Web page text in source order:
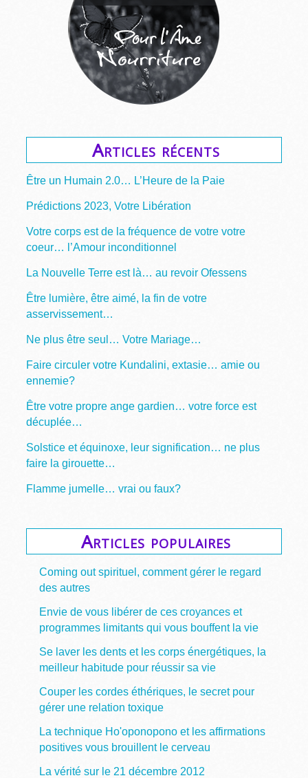
Articles récents
Être un Humain 2.0… L’Heure de la Paie
Prédictions 2023, Votre Libération
Votre corps est de la fréquence de votre votre
coeur… l’Amour inconditionnel
La Nouvelle Terre est là… au revoir Ofessens
Être lumière, être aimé, la fin de votre
asservissement…
Ne plus être seul… Votre Mariage…
Faire circuler votre Kundalini, extasie… amie ou
ennemie?
Être votre propre ange gardien… votre force est
décuplée…
Solstice et équinoxe, leur signification… ne plus
faire la girouette…
Flamme jumelle… vrai ou faux?
Articles populaires
Coming out spirituel, comment gérer le regard
des autres
Envie de vous libérer de ces croyances et
programmes limitants qui vous bouffent la vie
Se laver les dents et les corps énergétiques, la
meilleur habitude pour réussir sa vie
Couper les cordes éthériques, le secret pour
gérer une relation toxique
La technique Ho'oponopono et les affirmations
positives vous brouillent le cerveau
La vérité sur le 21 décembre 2012